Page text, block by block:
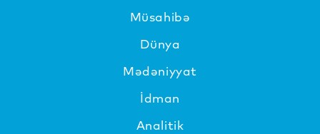
Müsahibə
Dünya
Mədəniyyat
İdman
Analitik